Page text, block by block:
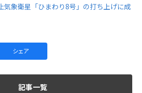
気象衛星「ひまわり8号」の打ち上げに成
シェア
記事一覧